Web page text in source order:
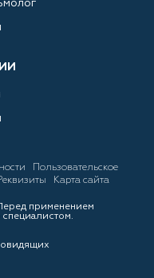
Пользовательское
Карта сайта
применением